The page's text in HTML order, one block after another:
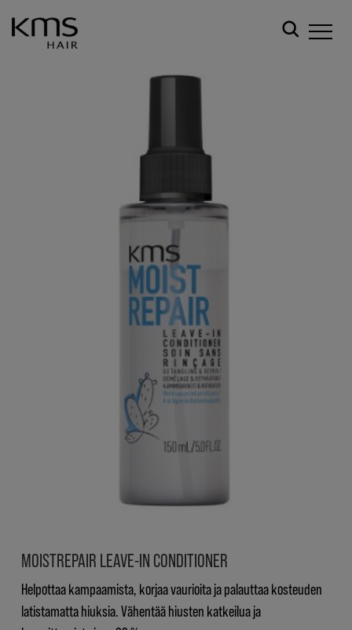
MOISTREPAIR LEAVE-IN CONDITIONER
Helpottaa kampaamista, korjaa vaurioita ja palauttaa kosteuden
latistamatta hiuksia. Vähentää hiusten katkeilua ja